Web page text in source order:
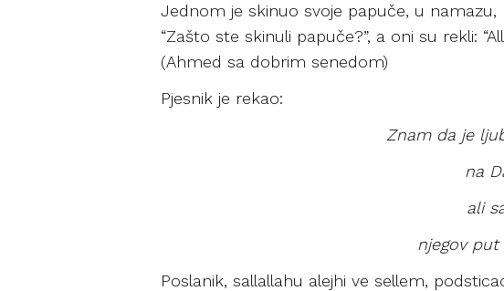
Jednom je skinuo svoje papuče, u
“Zašto ste skinuli papuče?”, a oni su rekli:
(Ahmed sa dobrim senedom)
Pjesnik je rekao:
Znam da je
na
ali
njegov
Poslanik, sallallahu alejhi ve sellem,